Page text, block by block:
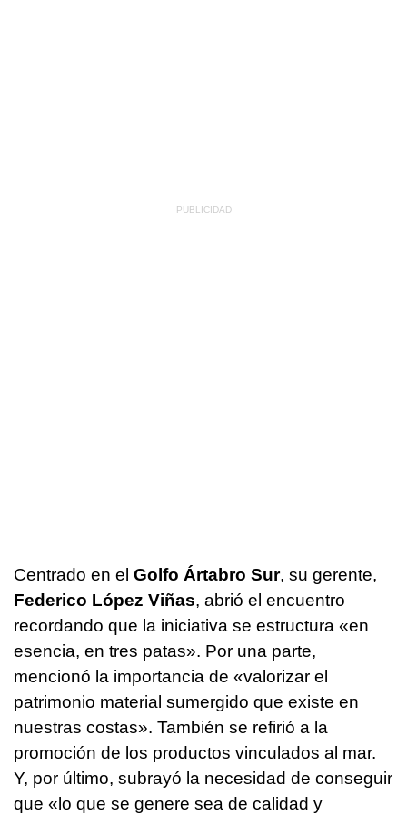
Centrado en el Golfo Ártabro Sur, su gerente,
Federico López Viñas, abrió el encuentro
recordando que la iniciativa se estructura «en
esencia, en tres patas». Por una parte,
mencionó la importancia de «valorizar el
patrimonio material sumergido que existe en
nuestras costas». También se refirió a la
promoción de los productos vinculados al mar.
Y, por último, subrayó la necesidad de conseguir
que «lo que se genere sea de calidad y